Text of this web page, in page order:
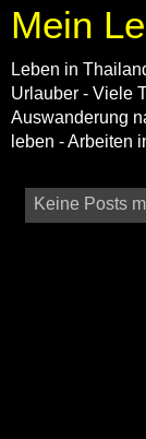
Mein
Leben in
Urlauber - Viele
Auswanderung
leben - Arbeiten
Keine Posts